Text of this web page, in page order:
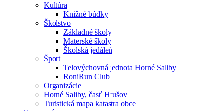
Kultúra
Knižné búdky
Školstvo
Základné školy
Materské školy
Školská jedáleň
Šport
Telovýchovná jednota Horné Saliby
RoniRun Club
Organizácie
Horné Saliby, časť Hrušov
Turistická mapa katastra obce